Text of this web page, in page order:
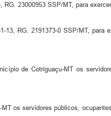
23000953 SSP/MT, para
RG. 2191373-0 SSP/MT,
de Cotriguaçu-MT os
os servidores públicos,